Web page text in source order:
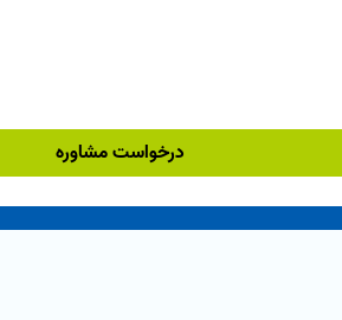
درخواست مشاوره